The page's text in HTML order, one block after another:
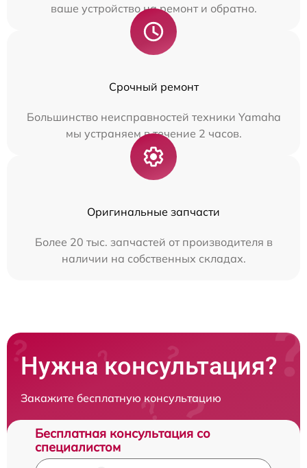
ваше устройство на ремонт и обратно.
Срочный ремонт
Большинство неисправностей техники Yamaha
мы устраняем в течение 2 часов.
Оригинальные запчасти
Более 20 тыс. запчастей от производителя в
наличии на собственных складах.
Нужна консультация?
Закажите бесплатную консультацию
Бесплатная консультация со
специалистом